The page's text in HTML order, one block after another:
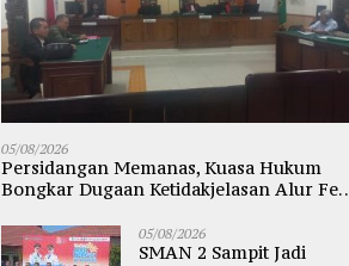
05/08/2026
Persidangan Memanas, Kuasa Hukum
Bongkar Dugaan Ketidakjelasan Alur Fee
05/08/2026
SMAN 2 Sampit Jadi